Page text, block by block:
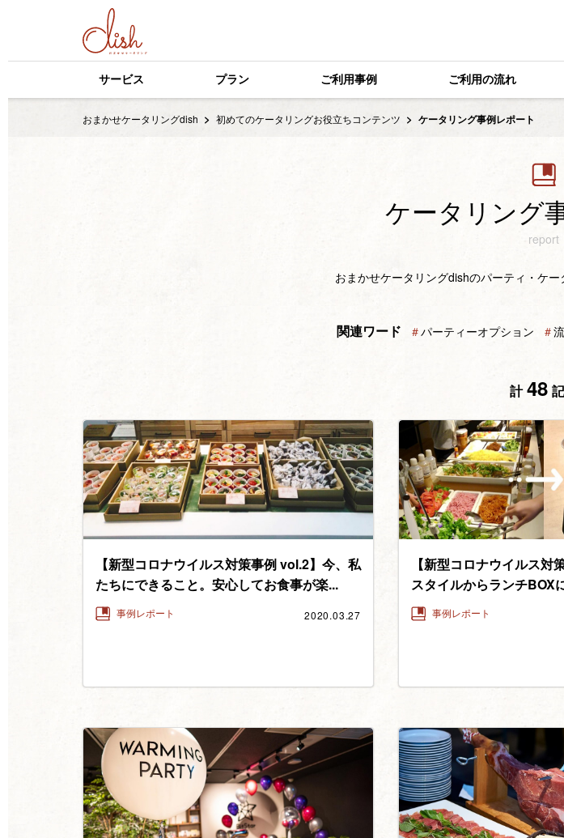
サービス プラン ご利用事例 ご利用の流れ
おまかせケータリングdish 初めてのケータリングお役立ちコンテンツ ケータリング事例レポート
ケータリング
report
おまかせケータリングdishのパーティ・ケー
関連ワード ＃パーティーオプション ＃
計 48
【新型コロナウイルス対策事例 vol.2】今、私
たちにできること。安心してお食事が楽...
事例レポート 2020.03.27
【新型コロナウイルス対
スタイルからランチBOX
事例レポート